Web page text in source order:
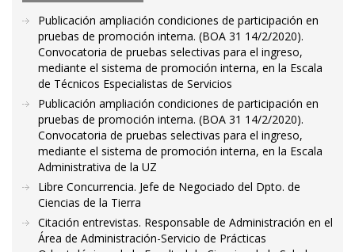
Publicación ampliación condiciones de participación en
pruebas de promoción interna. (BOA 31 14/2/2020).
Convocatoria de pruebas selectivas para el ingreso,
mediante el sistema de promoción interna, en la Escala
de Técnicos Especialistas de Servicios
Publicación ampliación condiciones de participación en
pruebas de promoción interna. (BOA 31 14/2/2020).
Convocatoria de pruebas selectivas para el ingreso,
mediante el sistema de promoción interna, en la Escala
Administrativa de la UZ
Libre Concurrencia. Jefe de Negociado del Dpto. de
Ciencias de la Tierra
Citación entrevistas. Responsable de Administración en el
Área de Administración-Servicio de Prácticas